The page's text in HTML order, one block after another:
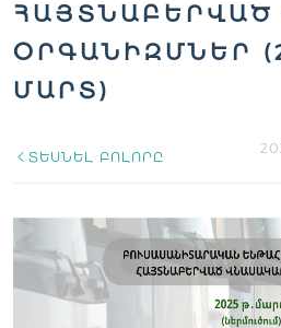
ՀԱՅՏՆԱԲԵՐՎԱԾ
ՕՐԳԱՆԻԶՄՆԵՐ
ՄԱՐՏ)
ՏԵՍՆԵԼ ԲՈԼՈՐԸ